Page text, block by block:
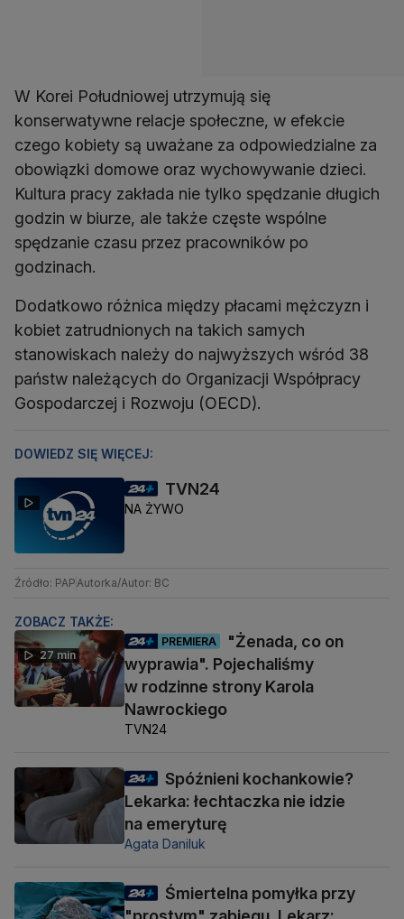
W Korei Południowej utrzymują się
konserwatywne relacje społeczne, w efekcie
czego kobiety są uważane za odpowiedzialne za
obowiązki domowe oraz wychowywanie dzieci.
Kultura pracy zakłada nie tylko spędzanie długich
godzin w biurze, ale także częste wspólne
spędzanie czasu przez pracowników po
godzinach.
Dodatkowo różnica między płacami mężczyzn i
kobiet zatrudnionych na takich samych
stanowiskach należy do najwyższych wśród 38
państw należących do Organizacji Współpracy
Gospodarczej i Rozwoju (OECD).
DOWIEDZ SIĘ WIĘCEJ:
TVN24
NA ŻYWO
Źródło: PAPAutorka/Autor: BC
ZOBACZ TAKŻE:
27 min
PREMIERA
"Żenada, co on
wyprawia". Pojechaliśmy
w rodzinne strony Karola
Nawrockiego
TVN24
Spóźnieni kochankowie?
Lekarka: łechtaczka nie idzie
na emeryturę
Agata Daniluk
Śmiertelna pomyłka przy